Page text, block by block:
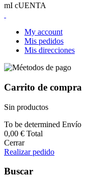
mI cUENTA
My account
Mis pedidos
Mis direcciones
Carrito de compra
Sin productos
To be determined Envío
0,00 € Total
Cerrar
Realizar pedido
Buscar